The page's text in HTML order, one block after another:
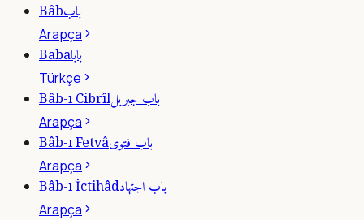
Bâbباب
Arapça
Babaبابا
Türkçe
Bâb-ı Cibrîlباب جبريل
Arapça
Bâb-ı Fetvâباب فتوى
Arapça
Bâb-ı İctihâdباب اجتهاد
Arapça